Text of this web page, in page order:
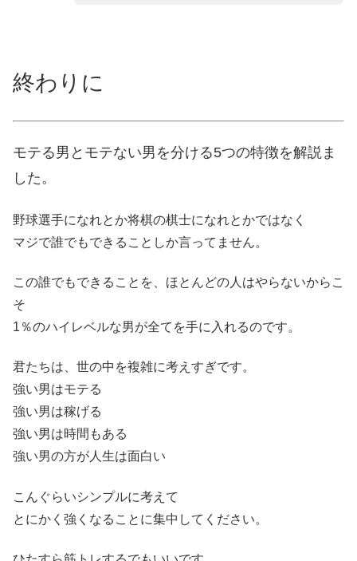
終わりに
モテる男とモテない男を分ける5つの特徴を解説ま
した。
野球選手になれとか将棋の棋士になれとかではなく
マジで誰でもできることしか言ってません。
この誰でもできることを、ほとんどの人はやらないからこ
そ
1％のハイレベルな男が全てを手に入れるのです。
君たちは、世の中を複雑に考えすぎです。
強い男はモテる
強い男は稼げる
強い男は時間もある
強い男の方が人生は面白い
こんぐらいシンプルに考えて
とにかく強くなることに集中してください。